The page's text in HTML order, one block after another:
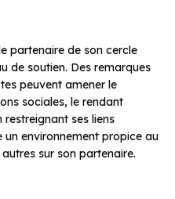
partenaire de son cercle
de soutien. Des remarques
peuvent amener le
sociales, le rendant
ses liens
environnement propice au
sur son partenaire.